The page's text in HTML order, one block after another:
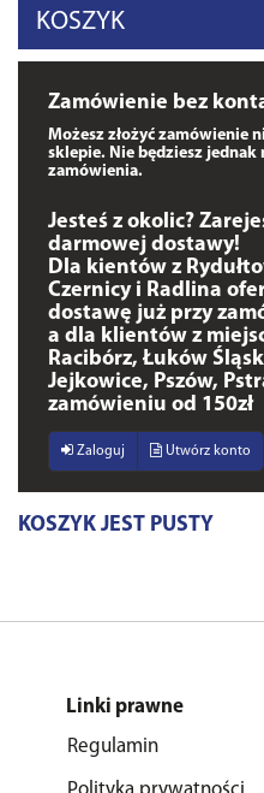
KOSZYK
Zamówienie bez
Możesz złożyć zamówienie
sklepie. Nie będziesz jednak
zamówienia.
Jesteś z okolic?
darmowej dostawy!
Dla kientów z
Czernicy i Radlina
dostawę już przy
a dla klientów z
Racibórz, Łuków
Jejkowice, Pszów,
zamówieniu od 150zł
Zaloguj Utwórz konto
KOSZYK JEST PUSTY
Linki prawne
Regulamin